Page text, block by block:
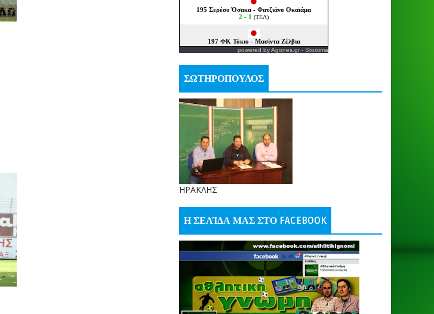
powered byAgones.gr - Stoixima
ΣΩΤΗΡΟΠΟΥΛΟΣ
ΗΡΑΚΛΗΣ
Η ΣΕΛΊΔΑ ΜΑΣ ΣΤΟ FACEBOOK